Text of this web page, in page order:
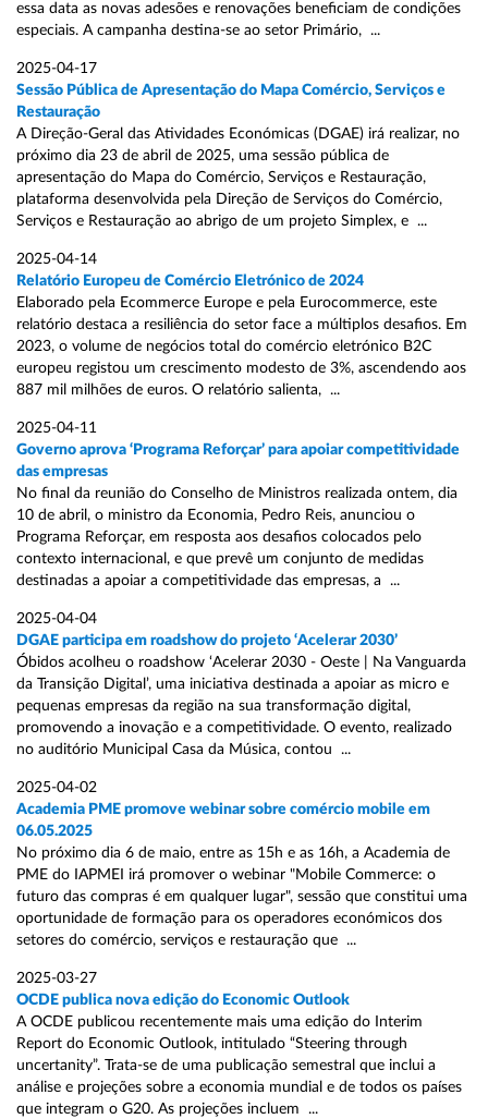
essa data as novas adesões e renovações beneficiam de condições
especiais. A campanha destina-se ao setor Primário, ...
2025-04-17
Sessão Pública de Apresentação do Mapa Comércio, Serviços e
Restauração
A Direção-Geral das Atividades Económicas (DGAE) irá realizar, no
próximo dia 23 de abril de 2025, uma sessão pública de
apresentação do Mapa do Comércio, Serviços e Restauração,
plataforma desenvolvida pela Direção de Serviços do Comércio,
Serviços e Restauração ao abrigo de um projeto Simplex, e ...
2025-04-14
Relatório Europeu de Comércio Eletrónico de 2024
Elaborado pela Ecommerce Europe e pela Eurocommerce, este
relatório destaca a resiliência do setor face a múltiplos desafios. Em
2023, o volume de negócios total do comércio eletrónico B2C
europeu registou um crescimento modesto de 3%, ascendendo aos
887 mil milhões de euros. O relatório salienta, ...
2025-04-11
Governo aprova ‘Programa Reforçar’ para apoiar competitividade
das empresas
No final da reunião do Conselho de Ministros realizada ontem, dia
10 de abril, o ministro da Economia, Pedro Reis, anunciou o
Programa Reforçar, em resposta aos desafios colocados pelo
contexto internacional, e que prevê um conjunto de medidas
destinadas a apoiar a competitividade das empresas, a ...
2025-04-04
DGAE participa em roadshow do projeto ‘Acelerar 2030’
Óbidos acolheu o roadshow ‘Acelerar 2030 - Oeste | Na Vanguarda
da Transição Digital’, uma iniciativa destinada a apoiar as micro e
pequenas empresas da região na sua transformação digital,
promovendo a inovação e a competitividade. O evento, realizado
no auditório Municipal Casa da Música, contou ...
2025-04-02
Academia PME promove webinar sobre comércio mobile em
06.05.2025
No próximo dia 6 de maio, entre as 15h e as 16h, a Academia de
PME do IAPMEI irá promover o webinar "Mobile Commerce: o
futuro das compras é em qualquer lugar", sessão que constitui uma
oportunidade de formação para os operadores económicos dos
setores do comércio, serviços e restauração que ...
2025-03-27
OCDE publica nova edição do Economic Outlook
A OCDE publicou recentemente mais uma edição do Interim
Report do Economic Outlook, intitulado “Steering through
uncertanity”. Trata-se de uma publicação semestral que inclui a
análise e projeções sobre a economia mundial e de todos os países
que integram o G20. As projeções incluem ...